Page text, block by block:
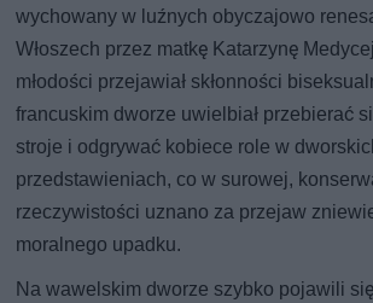
wychowany w luźnych obyczajowo
Włoszech przez matkę Katarzynę
młodości przejawiał skłonności
francuskim dworze uwielbiał przebierać
stroje i odgrywać kobiece role w
przedstawieniach, co w surowej,
rzeczywistości uznano za przejaw
moralnego upadku.
Na wawelskim dworze szybko pojawili